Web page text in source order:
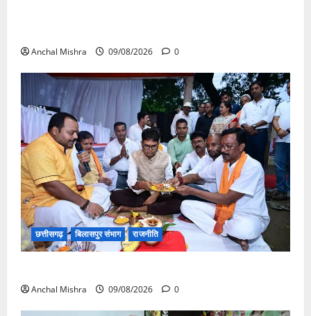
Anchal Mishra 09/08/2026 0
छत्तीसगढ़ बिलासपुर संभाग राजनीति
Anchal Mishra 09/08/2026 0